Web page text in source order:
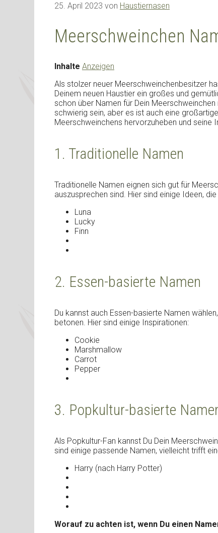
25. April 2023 von Haustiernasen
Meerschweinchen
Inhalte Anzeigen
Als stolzer neuer Meerschweinchenbesitzer
Deinem neuen Haustier ein großes und
schon über Namen für Dein
schwierig sein, aber es ist auch eine
Meerschweinchens hervorzuheben und seine
1. Traditionelle Namen
Traditionelle Namen eignen sich gut für
auszusprechen sind. Hier sind einige Ideen,
Luna
Lucky
Finn
2. Essen-basierte Namen
Du kannst auch Essen-basierte Namen
betonen. Hier sind einige Inspirationen:
Cookie
Marshmallow
Carrot
Pepper
3. Popkultur-basierte
Als Popkultur-Fan kannst Du Dein
sind einige passende Namen, vielleicht trifft
Harry (nach Harry Potter)
Worauf zu achten ist, wenn Du einen